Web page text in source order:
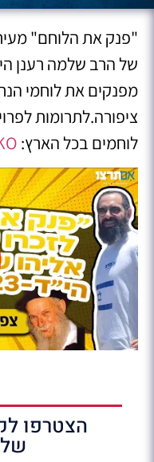
של הרב שלמה רענן
מפנקים את לוחמי
ציפורה.לתרומות
לוחמים בכל הארץ:
הצטרפו